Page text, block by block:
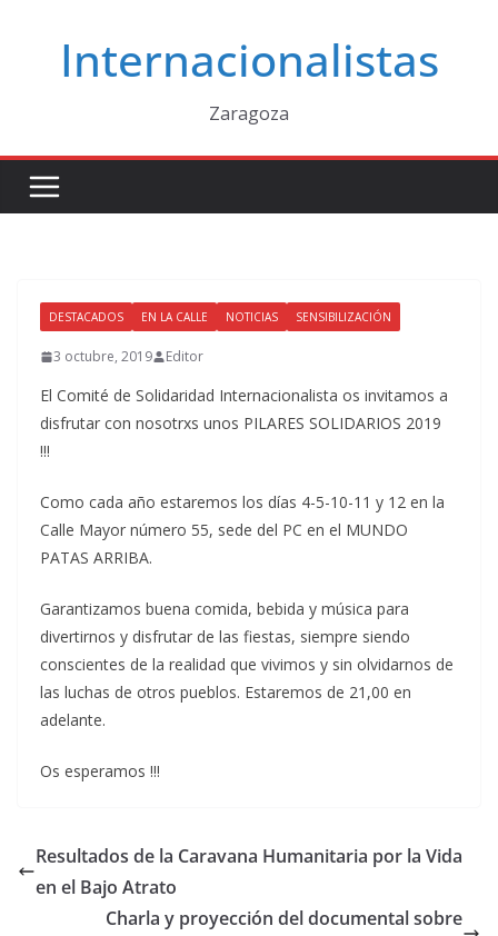
contenidoInternacionalistas
Zaragoza
DESTACADOS EN LA CALLE NOTICIAS SENSIBILIZACIÓN
3 octubre, 2019 Editor
El Comité de Solidaridad Internacionalista os invitamos a
disfrutar con nosotrxs unos PILARES SOLIDARIOS 2019
!!!
Como cada año estaremos los días 4-5-10-11 y 12 en la
Calle Mayor número 55, sede del PC en el MUNDO
PATAS ARRIBA.
Garantizamos buena comida, bebida y música para
divertirnos y disfrutar de las fiestas, siempre siendo
conscientes de la realidad que vivimos y sin olvidarnos de
las luchas de otros pueblos. Estaremos de 21,00 en
adelante.
Os esperamos !!!
Resultados de la Caravana Humanitaria por la Vida
en el Bajo Atrato
Charla y proyección del documental sobre